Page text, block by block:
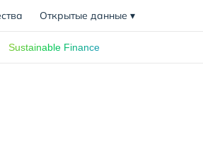
Открытые данные ▾
Sustainable Finance